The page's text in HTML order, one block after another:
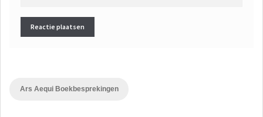
Ars Aequi Boekbesprekingen